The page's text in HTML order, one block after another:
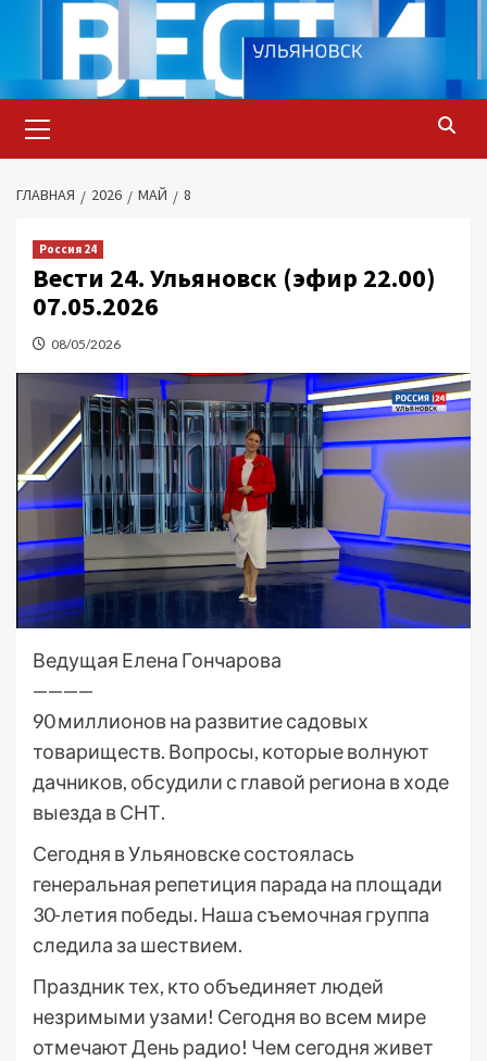
содержимому
меню
ГЛАВНАЯ 2026 МАЙ 8
Россия 24
Вести 24. Ульяновск (эфир 22.00)
07.05.2026
08/05/2026
Ведущая Елена Гончарова
————
90 миллионов на развитие садовых
товариществ. Вопросы, которые волнуют
дачников, обсудили с главой региона в ходе
выезда в СНТ.
Сегодня в Ульяновске состоялась
генеральная репетиция парада на площади
30-летия победы. Наша съемочная группа
следила за шествием.
Праздник тех, кто объединяет людей
незримыми узами! Сегодня во всем мире
отмечают День радио! Чем сегодня живет